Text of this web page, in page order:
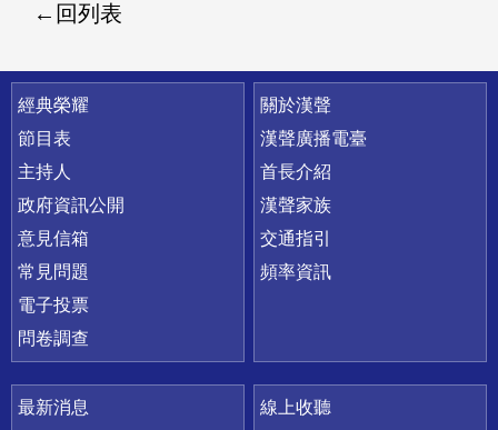
回列表
快速連結
經典榮耀
節目表
主持人
政府資訊公開
意見信箱
常見問題
電子投票
問卷調查
關於漢聲
漢聲廣播電臺
首長介紹
漢聲家族
交通指引
頻率資訊
最新消息
線上收聽